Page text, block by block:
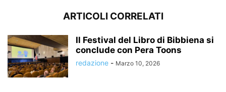
ARTICOLI CORRELATI
Il Festival del Libro di Bibbiena si
conclude con Pera Toons
redazione - Marzo 10, 2026